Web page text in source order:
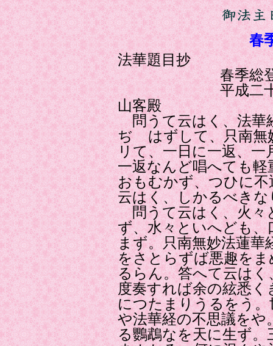
春
法華題目抄
春季総登山
平成二十六年
山客殿
問うて云はく、法華
ぢゝはずして、只南無
リて、一日に一返、一
一返なんど唱へても
おもむかず、つひに
云はく、しかるべきな
問うて云はく、火々
ず、水々といへども
まず。只南無妙法蓮華
をさとらずば悪趣を
るらん。答へて云は
度奏すれば余の絃悉
につたまりうるをう
や法華経の不思議をや
る鸚鵡なを天に生ず。